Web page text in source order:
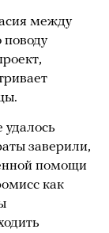
между
удалось
заверили,
помощи
как